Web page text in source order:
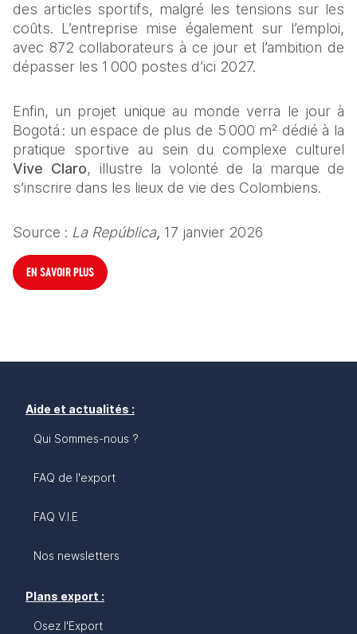
des articles sportifs, malgré les tensions sur les
coûts. L’entreprise mise également sur l’emploi,
avec 872 collaborateurs à ce jour et l’ambition de
dépasser les 1 000 postes d’ici 2027.
Enfin, un projet unique au monde verra le jour à
Bogotá : un espace de plus de 5 000 m² dédié à la
Vive Claro, illustre la volonté de la marque de
s’inscrire dans les lieux de vie des Colombiens.
Source : La República, 17 janvier 2026
EN SAVOIR PLUS
Aide et actualités :
Qui Sommes-nous ?
FAQ de l'export
FAQ V.I.E
Nos newsletters
Plans export :
Osez l'Export